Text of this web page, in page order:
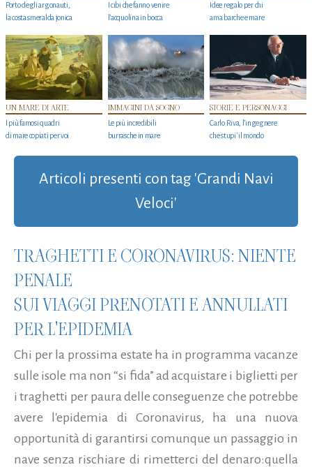
Porto degli argonauti,
la costa smeralda jonica
I cibi che fanno venire
l’acquolina in bocca
Idee regalo per chi
ama barche e mare
UN MARE DI ARTE
I più famosi quadri
di mare copiati per voi
IMMAGINI DA SOGNO
Le più incredibili
burrasche in mare
STORIE E PERSONAGGI
Carlo Riva, l’ingegnere
che stupi' il mondo
Articoli presenti con tag 'Grandi Navi
Veloci'
TRAGHETTI E CORONAVIRUS: NIENTE
PENALE
SUI VIAGGI PRENOTATI E ANNULLATI
PER L'EPIDEMIA
Chi per la prossima estate ha in programma vacanze
sulle isole ma non “si fida” ad acquistare i biglietti per
i traghetti per paura delle conseguenze che potrebbe
avere l'epidemia di Coronavirus, ha una nuova
opportunità di garantirsi comunque un passaggio in
nave senza rischiare di rimetterci del denaro:quella